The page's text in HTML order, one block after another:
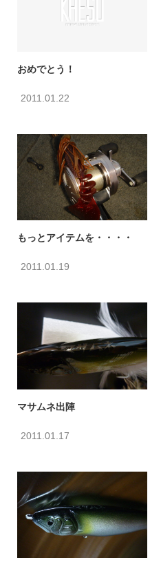
おめでとう！
2011.01.22
もっとアイテムを・・・・
2011.01.19
マサムネ出陣
2011.01.17